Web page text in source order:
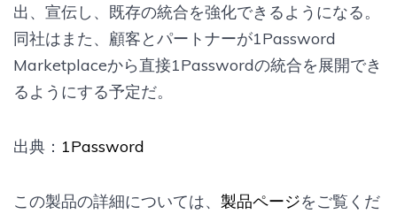
出、宣伝し、既存の統合を強化できるようになる。
同社はまた、顧客とパートナーが1Password
Marketplaceから直接1Passwordの統合を展開でき
るようにする予定だ。
出典： 1Password
この製品の詳細については、 製品ページをご覧くだ